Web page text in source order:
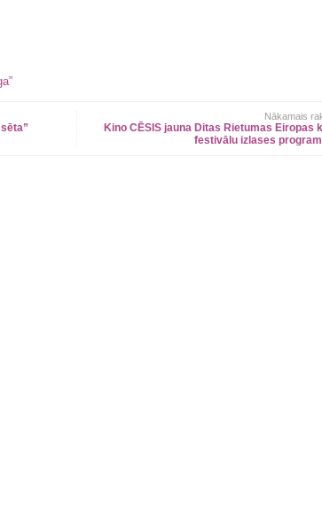
Nākamais
Kino CĒSIS jauna Ditas Rietumas Eiropas
festivālu izlases